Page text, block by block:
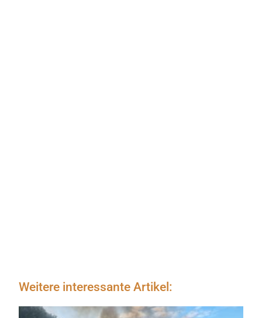
Weitere interessante Artikel: